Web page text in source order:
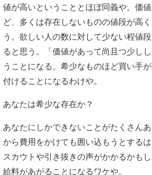
値が高いということとほぼ同義や。価
ど、多くは存在しないものの値段が高
う。欲しい人の数に対して少ない程値
ると思う。「価値があって尚且つ少し
うことになる。希少なものほど買い手
付けることになるわけや。
あなたは希少な存在か？
あなたにしかできないことがたくさん
から費用をかけても囲い込もうとする
スカウトや引き抜きの声がかかるかも
給料があがることになるワケや。